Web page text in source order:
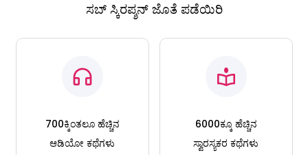
ಸಬ್ ಸ್ಕಿರಪ್ಶನ್ ಜೊತೆ ಪಡೆಯಿರಿ
700ಕ್ಕಿಂತಲೂ ಹೆಚ್ಚಿನ
ಆಡಿಯೋ ಕಥೆಗಳು
6000ಕ್ಕೂ ಹೆಚ್ಚಿನ
ಸ್ವಾರಸ್ಯಕರ ಕಥೆಗಳು